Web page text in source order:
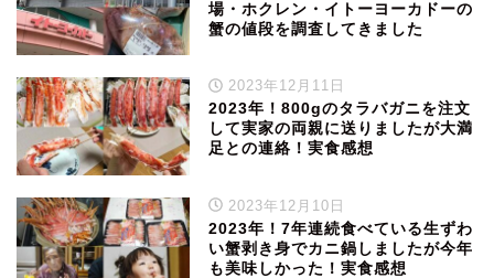
場・ホクレン・イトーヨーカドーの
蟹の値段を調査してきました
2023年12月11日
2023年！800gのタラバガニを注文
して実家の両親に送りましたが大満
足との連絡！実食感想
2023年12月10日
2023年！7年連続食べている生ずわ
い蟹剥き身でカニ鍋しましたが今年
も美味しかった！実食感想